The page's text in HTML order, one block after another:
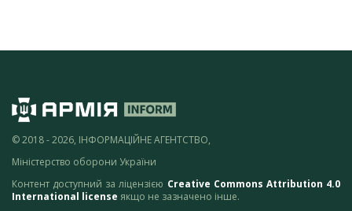
© 2018 - 2026, ІНФОРМАЦІЙНЕ АГЕНТСТВО,
Міністерство оборони України
Контент доступний за ліцензією Creative Commons Attribution 4.0
International license якщо не зазначено інше.